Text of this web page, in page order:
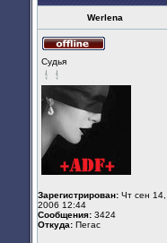
Werlena
Судья
Зарегистрирован: Чт сен 14,
2006 12:44
Сообщения: 3424
Откуда: Пегас